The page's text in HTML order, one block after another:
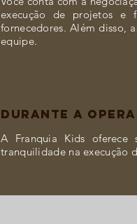
execução de projetos e
fornecedores. Além disso,
equipe.
DURANTE A
A Franquia Kids oferece
tranquilidade na execução